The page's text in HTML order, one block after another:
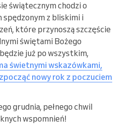
świątecznym chodzi o
spędzonym z bliskimi i
które przynoszą szczęście
świętami Bożego
już po wszystkim,
świetnymi wskazówkami,
nowy rok z poczuciem
grudnia, pełnego chwil
wspomnień!